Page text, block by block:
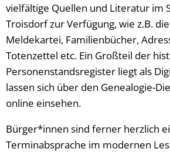
vielfältige Quellen und Literatur im
Troisdorf zur Verfügung, wie z.B.
Meldekartei, Familienbücher,
Totenzettel etc. Ein Großteil der
Personenstandsregister liegt als
lassen sich über den Genealogie-
online einsehen.
Bürger*innen sind ferner herzlich
Terminabsprache im modernen